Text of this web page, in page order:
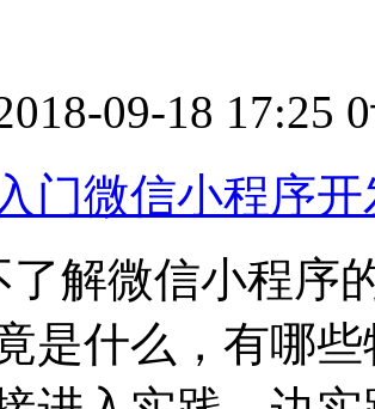
09-18 17:25
门微信小程序
了解微信小程序
是什么，有哪